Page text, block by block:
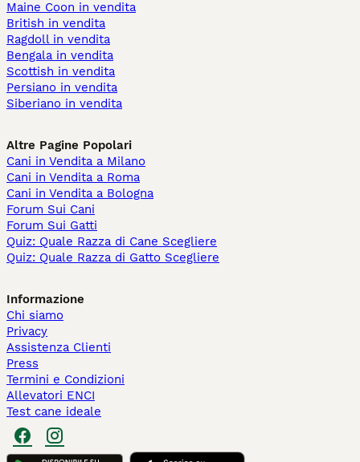
Maine Coon in vendita
British in vendita
Ragdoll in vendita
Bengala in vendita
Scottish in vendita
Persiano in vendita
Siberiano in vendita
Altre Pagine Popolari
Cani in Vendita a Milano
Cani in Vendita a Roma
Cani in Vendita a Bologna
Forum Sui Cani
Forum Sui Gatti
Quiz: Quale Razza di Cane Scegliere
Quiz: Quale Razza di Gatto Scegliere
Informazione
Chi siamo
Privacy
Assistenza Clienti
Press
Termini e Condizioni
Allevatori ENCI
Test cane ideale